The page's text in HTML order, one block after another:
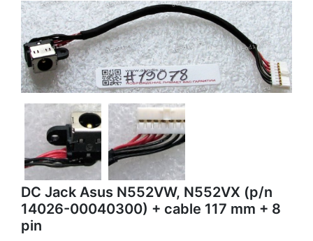
DC Jack Asus N552VW, N552VX (p/n
14026-00040300) + cable 117 mm + 8
pin